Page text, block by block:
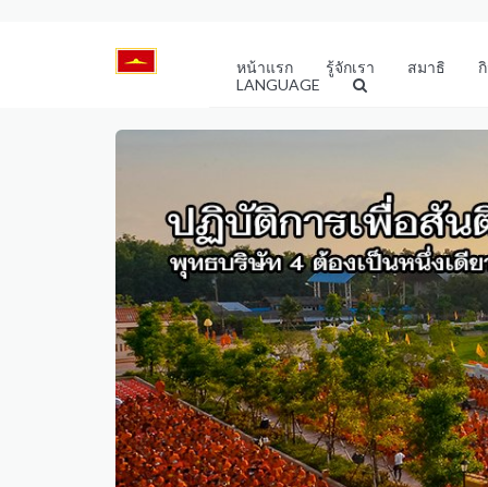
หน้าแรก รู้จักเรา สมาธิ
LANGUAGE